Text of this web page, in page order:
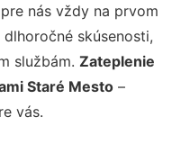
nás vždy na prvom
skúsenosti,
službám. Zateplenie
Staré Mesto –
vás.